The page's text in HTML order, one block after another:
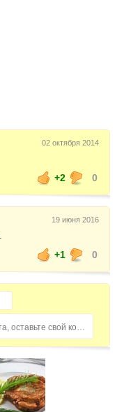
02 октября 2014
+2
0
19 июня 2016
+1
0
Домохозяйка, пожалуйста, оставьте свой комментарий...